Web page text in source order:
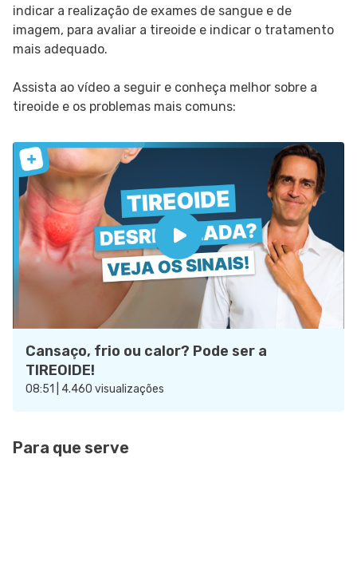
indicar a realização de exames de sangue e de
imagem, para avaliar a tireoide e indicar o tratamento
mais adequado.
Assista ao vídeo a seguir e conheça melhor sobre a
tireoide e os problemas mais comuns:
Cansaço, frio ou calor? Pode ser a
TIREOIDE!
08:51 | 4.460 visualizações
Para que serve